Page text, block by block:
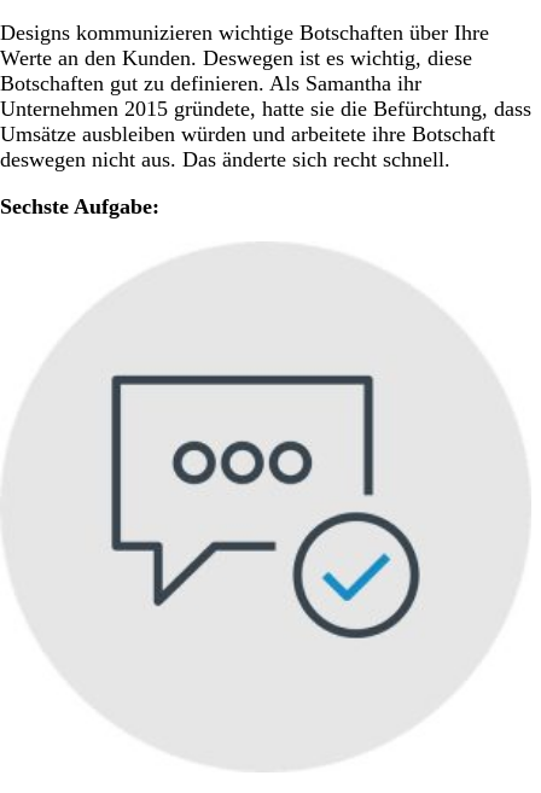
Designs kommunizieren wichtige Botschaften über Ihre
Werte an den Kunden. Deswegen ist es wichtig, diese
Botschaften gut zu definieren. Als Samantha ihr
Unternehmen 2015 gründete, hatte sie die Befürchtung, dass
Umsätze ausbleiben würden und arbeitete ihre Botschaft
deswegen nicht aus. Das änderte sich recht schnell.
Sechste Aufgabe: